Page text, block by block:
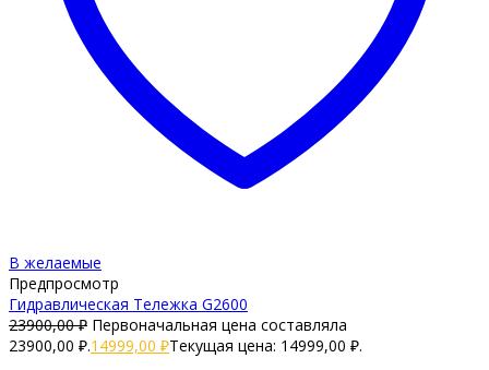
В желаемые
Предпросмотр
Гидравлическая Тележка G2600
23900,00₽ Первоначальная цена составляла
23900,00 ₽.14999,00 ₽Текущая цена: 14999,00 ₽.